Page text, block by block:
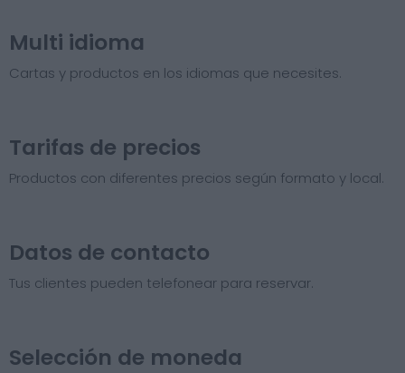
Multi idioma
Cartas y productos en los idiomas que necesites.
Tarifas de precios​
Productos con diferentes precios según formato y local.
Datos de contacto
Tus clientes pueden telefonear para reservar.
Selección de moneda